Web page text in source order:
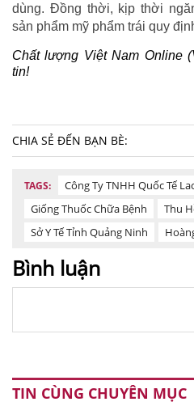
dùng. Đồng thời, kịp thời
sản phẩm mỹ phẩm trái quy
Chất lượng Việt Nam Online
tin!
CHIA SẺ ĐẾN BẠN BÈ:
TAGS: Công Ty TNHH Quốc Tế
Giống Thuốc Chữa Bệnh
Thu
Sở Y Tế Tỉnh Quảng Ninh
Bình luận
TIN CÙNG CHUYÊN MỤC